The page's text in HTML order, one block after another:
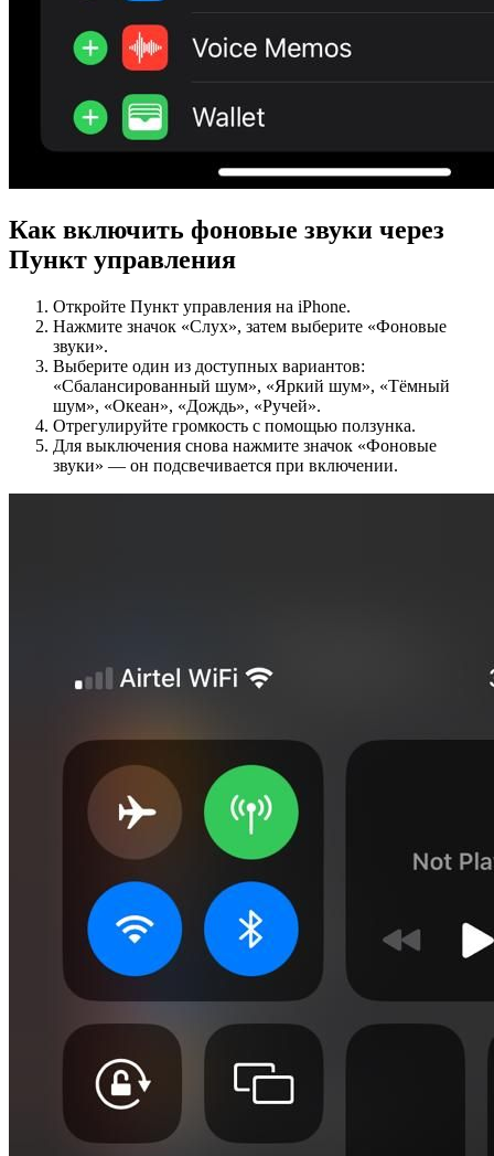
Как включить фоновые звуки через
Пункт управления
Откройте Пункт управления на iPhone.
Нажмите значок «Слух», затем выберите «Фоновые
звуки».
Выберите один из доступных вариантов:
«Сбалансированный шум», «Яркий шум», «Тёмный
шум», «Океан», «Дождь», «Ручей».
Отрегулируйте громкость с помощью ползунка.
Для выключения снова нажмите значок «Фоновые
звуки» — он подсвечивается при включении.